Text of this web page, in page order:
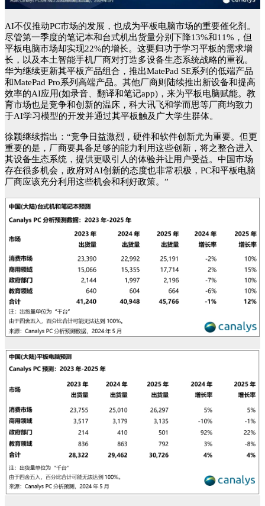
AI不仅推动PC市场的发展，也成为平板电脑市场的重要催化剂。
尽管第一季度的笔记本和台式机出货量分别下降13%和11%，但
平板电脑市场却实现22%的增长。这要归功于学习平板的需求增
长，以及本土智能手机厂商对打造多设备生态系统战略的重视。
华为继续更新其平板产品组合，推出MatePad SE系列的低端产品
和MatePad Pro系列高端产品。其他厂商则陆续推出新设备和提高
效率的AI应用(如录音、翻译和笔记app)，来为平板电脑赋能。教
育市场也是竞争和创新的温床，科大讯飞和学而思等厂商均致力
于AI学习模型的开发并通过其平板触及广大学生群体。
徐颖继续指出：“竞争日益激烈，硬件和软件创新尤为重要。但更
重要的是，厂商要具备足够的能力利用这些创新，将之整合进入
其设备生态系统，提供更吸引人的体验并让用户受益。中国市场
存在很多机会，政府对AI创新的态度也非常积极，PC和平板电脑
厂商应该充分利用这些机会和利好政策。”